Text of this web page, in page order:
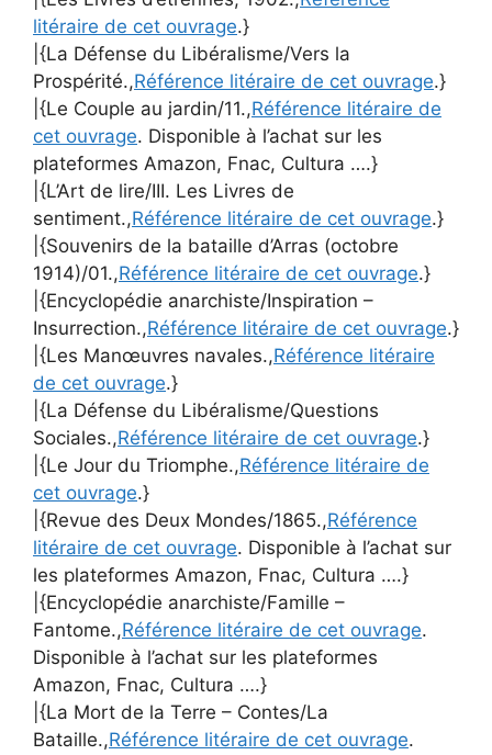
litéraire de cet ouvrage.}
|{La Défense du Libéralisme/Vers la
Prospérité.,Référence litéraire de cet ouvrage.}
|{Le Couple au jardin/11.,Référence litéraire de
cet ouvrage. Disponible à l’achat sur les
plateformes Amazon, Fnac, Cultura ….}
|{L’Art de lire/III. Les Livres de
sentiment.,Référence litéraire de cet ouvrage.}
|{Souvenirs de la bataille d’Arras (octobre
1914)/01.,Référence litéraire de cet ouvrage.}
|{Encyclopédie anarchiste/Inspiration –
Insurrection.,Référence litéraire de cet ouvrage.}
|{Les Manœuvres navales.,Référence litéraire
de cet ouvrage.}
|{La Défense du Libéralisme/Questions
Sociales.,Référence litéraire de cet ouvrage.}
|{Le Jour du Triomphe.,Référence litéraire de
cet ouvrage.}
|{Revue des Deux Mondes/1865.,Référence
litéraire de cet ouvrage. Disponible à l’achat sur
les plateformes Amazon, Fnac, Cultura ….}
|{Encyclopédie anarchiste/Famille –
Fantome.,Référence litéraire de cet ouvrage.
Disponible à l’achat sur les plateformes
Amazon, Fnac, Cultura ….}
|{La Mort de la Terre – Contes/La
Bataille.,Référence litéraire de cet ouvrage.